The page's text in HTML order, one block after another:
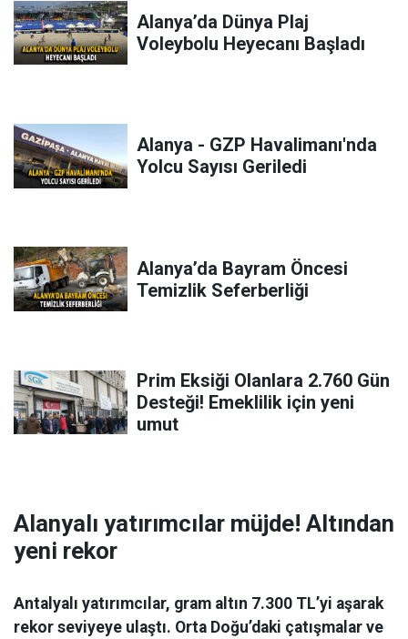
Alanya’da Dünya Plaj
Voleybolu Heyecanı Başladı
Alanya - GZP Havalimanı'nda
Yolcu Sayısı Geriledi
Alanya’da Bayram Öncesi
Temizlik Seferberliği
Prim Eksiği Olanlara 2.760 Gün
Desteği! Emeklilik için yeni
umut
Alanyalı yatırımcılar müjde! Altından
yeni rekor
Antalyalı yatırımcılar, gram altın 7.300 TL’yi aşarak
rekor seviyeye ulaştı. Orta Doğu’daki çatışmalar ve